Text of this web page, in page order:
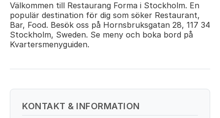
Välkommen till Restaurang Forma i Stockholm. En
populär destination för dig som söker Restaurant,
Bar, Food. Besök oss på Hornsbruksgatan 28, 117 34
Stockholm, Sweden. Se meny och boka bord på
Kvartersmenyguiden.
KONTAKT & INFORMATION